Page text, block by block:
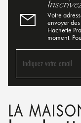
Votre
envoyer
Hachette
moment.
Indiquez votre email